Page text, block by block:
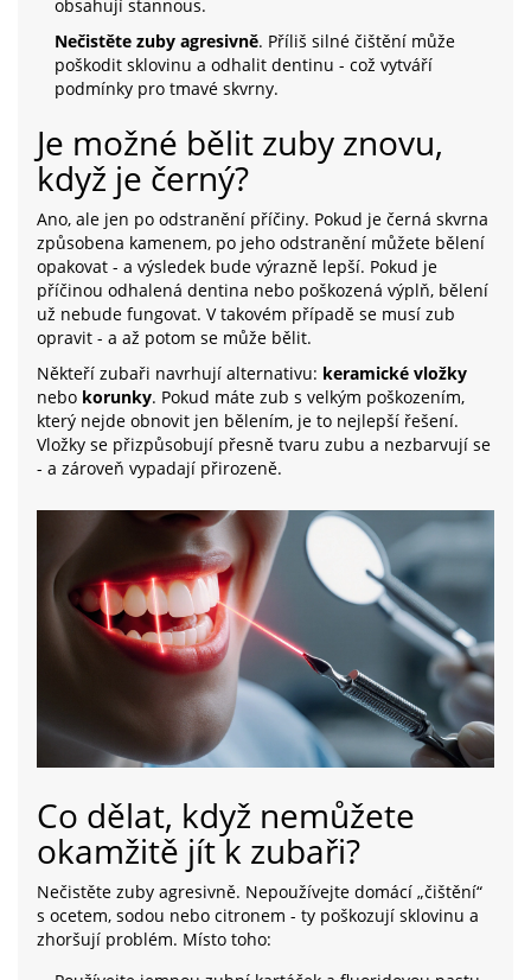
obsahují stannous.
Nečistěte zuby agresivně. Příliš silné čištění může
poškodit sklovinu a odhalit dentinu - což vytváří
podmínky pro tmavé skvrny.
Je možné bělit zuby znovu,
když je černý?
Ano, ale jen po odstranění příčiny. Pokud je černá skvrna
způsobena kamenem, po jeho odstranění můžete bělení
opakovat - a výsledek bude výrazně lepší. Pokud je
příčinou odhalená dentina nebo poškozená výplň, bělení
už nebude fungovat. V takovém případě se musí zub
opravit - a až potom se může bělit.
Někteří zubaři navrhují alternativu: keramické vložky
nebo korunky. Pokud máte zub s velkým poškozením,
který nejde obnovit jen bělením, je to nejlepší řešení.
Vložky se přizpůsobují přesně tvaru zubu a nezbarvují se
- a zároveň vypadají přirozeně.
Co dělat, když nemůžete
okamžitě jít k zubaři?
Nečistěte zuby agresivně. Nepoužívejte domácí „čištění“
s ocetem, sodou nebo citronem - ty poškozují sklovinu a
zhoršují problém. Místo toho: